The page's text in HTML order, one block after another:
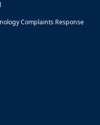
Complaints Response